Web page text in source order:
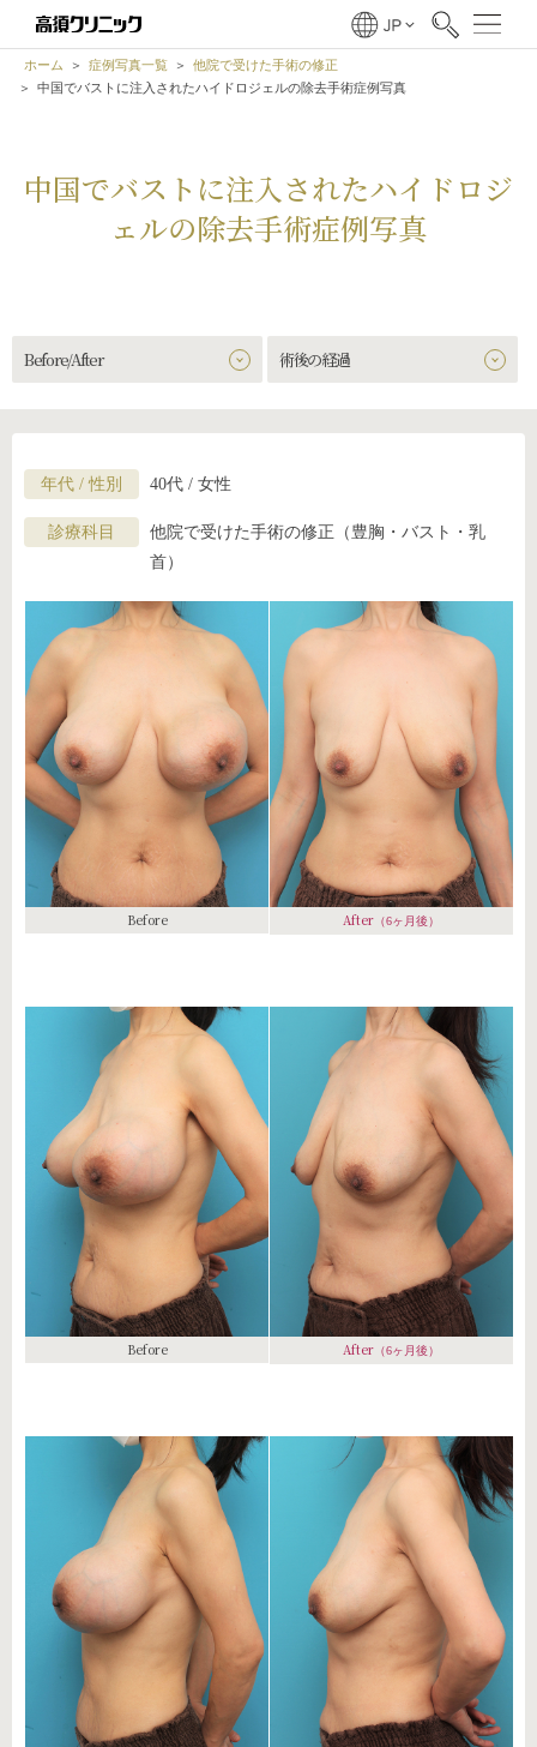
ホーム 症例写真一覧
他院で受けた手術の修正
中国でバストに注入されたハイドロジェルの除去手術症例写真
中国でバストに注入されたハイドロジ
ェルの除去手術症例写真
Before/After 術後の経過
年代 / 性別 40代 / 女性
診療科目
他院で受けた手術の修正（豊胸・バスト・乳
首）
Before After （6ヶ月後）
Before After （6ヶ月後）